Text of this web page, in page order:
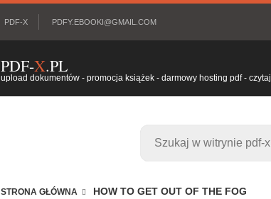
PDF-X PDFY.EBOOKI@GMAIL.COM
PDF-X.PL
upload dokumentów - promocja książek - darmowy hosting pdf -
STRONA GŁÓWNA HOW TO GET OUT OF THE FOG